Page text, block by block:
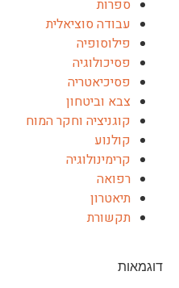
ספרות
עבודה סוציאלית
פילוסופיה
פסיכולוגיה
פסיכיאטריה
צבא וביטחון
קוגניציה וחקר המוח
קולנוע
קרימינולוגיה
רפואה
תיאטרון
תקשורת
דוגמאות